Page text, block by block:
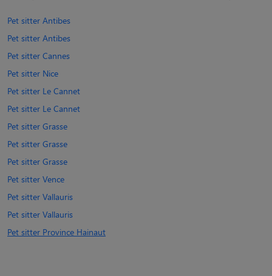
Pet sitter Antibes
Pet sitter Antibes
Pet sitter Cannes
Pet sitter Nice
Pet sitter Le Cannet
Pet sitter Le Cannet
Pet sitter Grasse
Pet sitter Grasse
Pet sitter Grasse
Pet sitter Vence
Pet sitter Vallauris
Pet sitter Vallauris
Pet sitter Province Hainaut